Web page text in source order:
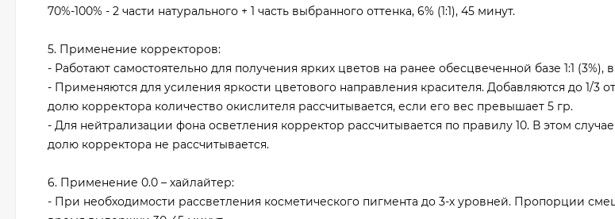
70%-100% - 2 части натурального + 1 часть выбранного оттенка, 6% (1:1), 45 минут.
5. Применение корректоров:
- Работают самостоятельно для получения ярких цветов на ранее обесцвеченной базе 1:1
- Применяются для усиления яркости цветового направления красителя. Добавляются до 1/3
долю корректора количество окислителя рассчитывается, если его вес превышает 5 гр.
- Для нейтрализации фона осветления корректор рассчитывается по правилу 10. В этом
долю корректора не рассчитывается.
6. Применение 0.0 – хайлайтер:
- При необходимости рассветления косметического пигмента до 3-х уровней. Пропорции